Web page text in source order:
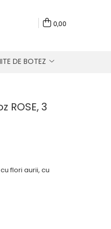
0,00
DE BOTEZ
3
flori aurii, cu